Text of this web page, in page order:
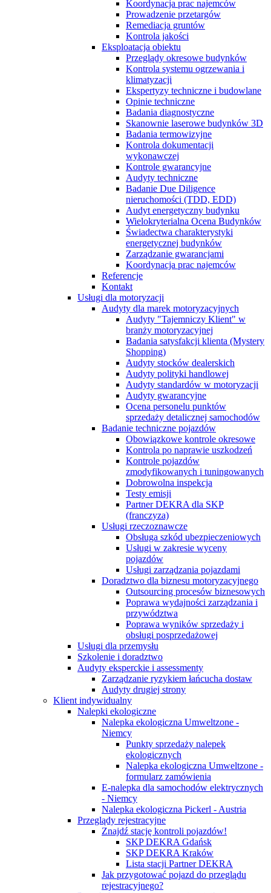
Koordynacja prac najemców
Prowadzenie przetargów
Remediacja gruntów
Kontrola jakości
Eksploatacja obiektu
Przeglądy okresowe budynków
Kontrola systemu ogrzewania i
klimatyzacji
Ekspertyzy techniczne i budowlane
Opinie techniczne
Badania diagnostyczne
Skanownie laserowe budynków 3D
Badania termowizyjne
Kontrola dokumentacji
wykonawczej
Kontrole gwarancyjne
Audyty techniczne
Badanie Due Diligence
nieruchomości (TDD, EDD)
Audyt energetyczny budynku
Wielokryterialna Ocena Budynków
Świadectwa charakterystyki
energetycznej budynków
Zarządzanie gwarancjami
Koordynacja prac najemców
Referencje
Kontakt
Usługi dla motoryzacji
Audyty dla marek motoryzacyjnych
Audyty "Tajemniczy Klient" w
branży motoryzacyjnej
Badania satysfakcji klienta (Mystery
Shopping)
Audyty stocków dealerskich
Audyty polityki handlowej
Audyty standardów w motoryzacji
Audyty gwarancyjne
Ocena personelu punktów
sprzedaży detalicznej samochodów
Badanie techniczne pojazdów
Obowiązkowe kontrole okresowe
Kontrola po naprawie uszkodzeń
Kontrole pojazdów
zmodyfikowanych i tuningowanych
Dobrowolna inspekcja
Testy emisji
Partner DEKRA dla SKP
(franczyza)
Usługi rzeczoznawcze
Obsługa szkód ubezpieczeniowych
Usługi w zakresie wyceny
pojazdów
Usługi zarządzania pojazdami
Doradztwo dla biznesu motoryzacyjnego
Outsourcing procesów biznesowych
Poprawa wydajności zarządzania i
przywództwa
Poprawa wyników sprzedaży i
obsługi posprzedażowej
Usługi dla przemysłu
Szkolenie i doradztwo
Audyty eksperckie i assessmenty
Zarządzanie ryzykiem łańcucha dostaw
Audyty drugiej strony
Klient indywidualny
Nalepki ekologiczne
Nalepka ekologiczna Umweltzone -
Niemcy
Punkty sprzedaży nalepek
ekologicznych
Nalepka ekologiczna Umweltzone -
formularz zamówienia
E-nalepka dla samochodów elektrycznych
- Niemcy
Nalepka ekologiczna Pickerl - Austria
Przeglądy rejestracyjne
Znajdź stację kontroli pojazdów!
SKP DEKRA Gdańsk
SKP DEKRA Kraków
Lista stacji Partner DEKRA
Jak przygotować pojazd do przeglądu
rejestracyjnego?